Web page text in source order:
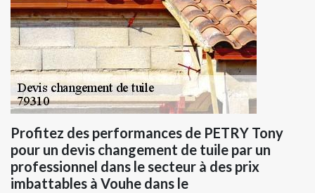
Profitez des performances de PETRY Tony
pour un devis changement de tuile par un
professionnel dans le secteur à des prix
imbattables à Vouhe dans le